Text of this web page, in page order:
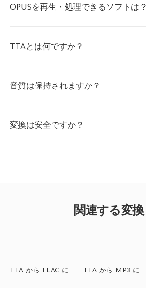
OPUSを再生・処理できるソフトは？
TTAとは何ですか？
音質は保持されますか？
変換は安全ですか？
関連する変換
TTA から FLAC に TTA から MP3 に